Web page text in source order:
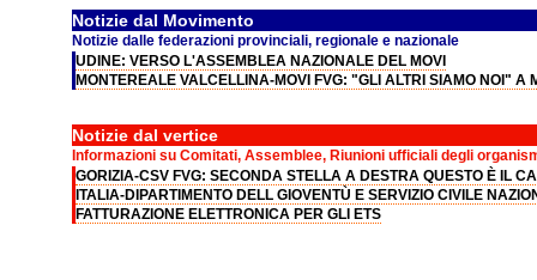
Notizie dal Movimento
Notizie dalle federazioni provinciali, regionale e nazionale
UDINE: VERSO L'ASSEMBLEA NAZIONALE DEL MOVI
MONTEREALE VALCELLINA-MOVI FVG: "GLI ALTRI SIAMO NOI" A
Notizie dal vertice
Informazioni su Comitati, Assemblee, Riunioni ufficiali degli
GORIZIA-CSV FVG: SECONDA STELLA A DESTRA QUESTO È IL
ITALIA-DIPARTIMENTO DELL GIOVENTÙ E SERVIZIO CIVILE
FATTURAZIONE ELETTRONICA PER GLI ETS